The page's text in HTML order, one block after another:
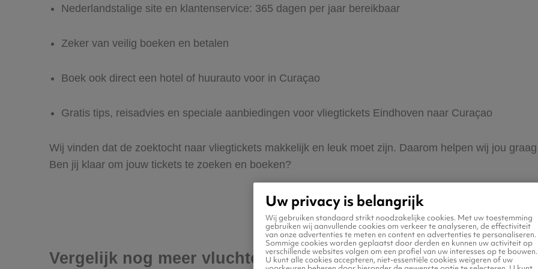
Nederlandstalige site en klantenservice: 365 dagen per jaar bereikbaar
Zeker van veilig boeken en betalen
Boek ook direct een hotel of huurauto voor in Curaçao
Gratis tips, reisadvies en speciale aanbiedingen voor vliegtickets Eindhoven naar Curaçao
Wij vinden dat de zoektocht naar vliegtickets makkelijk en leuk moet zijn. Daarom helpen wij jou
Ben jij klaar om jouw tickets te zoeken en boeken?
Vergelijk nog meer vluchten naar Curaçao
Uw privacy is belangrijk
Wij gebruiken standaard strikt noodzakelijke cookies. Met uw toestemming
gebruiken wij aanvullende cookies om verkeer te analyseren, de effectiviteit
van onze advertenties te meten en content en advertenties te personaliseren.
Sommige cookies worden geplaatst door derden en kunnen uw activiteit op
verschillende websites volgen om een profiel van uw interesses op te bouwen.
U kunt alle cookies accepteren, niet-essentiële cookies weigeren of uw